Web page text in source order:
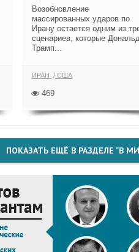
Возобновление
массированных ударов по
Ирану остается одним из
сценариев, которые
Трамп...
ИРАН США
469
ПОКАЗАТЬ ЕЩЁ В РАЗДЕЛЕ "В